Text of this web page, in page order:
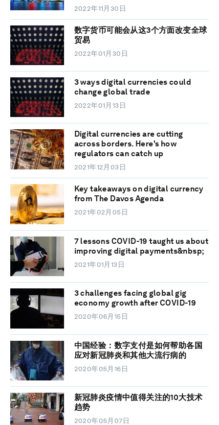
2022年11月30日
数字货币可能会从这3个方面改变全球
贸易
2022年01月30日
3 ways digital currencies could
change global trade
2022年01月13日
Digital currencies are cutting
across borders. Here's how
regulators can catch up
2021年12月03日
Key takeaways on digital currency
from The Davos Agenda
2021年02月05日
7 lessons COVID-19 taught us about
improving digital payments&nbsp;
2021年01月13日
3 challenges facing global gig
economy growth after COVID-19
2020年06月15日
中国经验：数字支付是如何帮助各国
应对新冠肺炎和其他大流行病的
2020年05月16日
新冠肺炎疫情中值得关注的10大技术
趋势
2020年05月07日